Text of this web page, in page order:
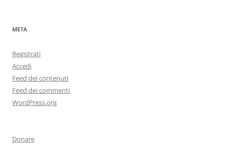
META
Registrati
Accedi
Feed dei contenuti
Feed dei commenti
WordPress.org
Donare